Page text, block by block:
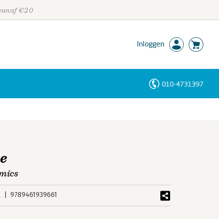
€20
Inloggen
010-4731397
9789461939661
Personen